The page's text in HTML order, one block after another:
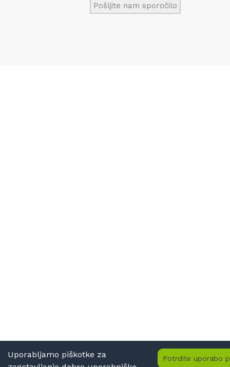
Potrdite uporabo
Uporabljamo piškotke za